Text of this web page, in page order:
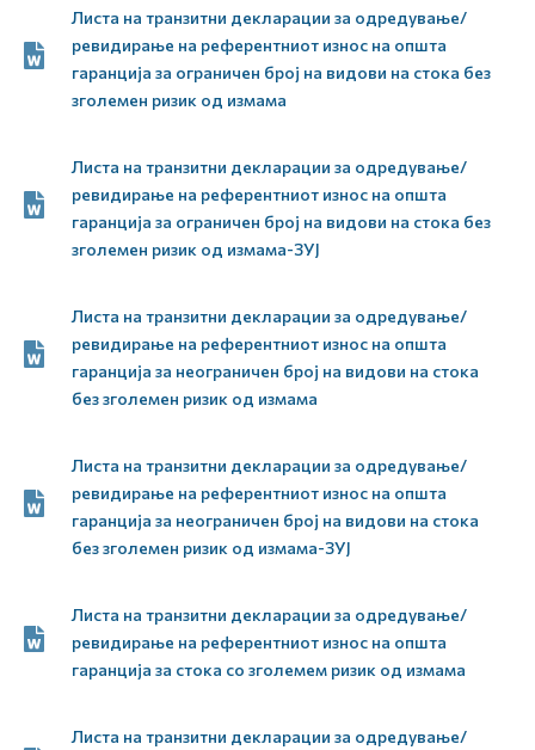
Листа на транзитни декларации за одредување/
ревидирање на референтниот износ на општа
гаранција за ограничен број на видови на стока без
зголемен ризик од измама
Листа на транзитни декларации за одредување/
ревидирање на референтниот износ на општа
гаранција за ограничен број на видови на стока без
зголемен ризик од измама-ЗУЈ
Листа на транзитни декларации за одредување/
ревидирање на референтниот износ на општа
гаранција за неограничен број на видови на стока
без зголемен ризик од измама
Листа на транзитни декларации за одредување/
ревидирање на референтниот износ на општа
гаранција за неограничен број на видови на стока
без зголемен ризик од измама-ЗУЈ
Листа на транзитни декларации за одредување/
ревидирање на референтниот износ на општа
гаранција за стока со зголемем ризик од измама
Листа на транзитни декларации за одредување/